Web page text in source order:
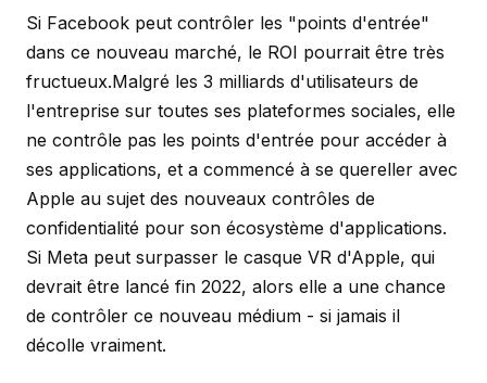
Si Facebook peut contrôler les "points d'entrée"
dans ce nouveau marché, le ROI pourrait être très
fructueux.Malgré les 3 milliards d'utilisateurs de
l'entreprise sur toutes ses plateformes sociales, elle
ne contrôle pas les points d'entrée pour accéder à
ses applications, et a commencé à se quereller avec
Apple au sujet des nouveaux contrôles de
confidentialité pour son écosystème d'applications.
Si Meta peut surpasser le casque VR d'Apple, qui
devrait être lancé fin 2022, alors elle a une chance
de contrôler ce nouveau médium - si jamais il
décolle vraiment.